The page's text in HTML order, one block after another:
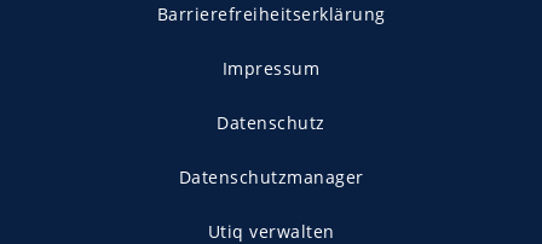
Barrierefreiheitserklärung
Impressum
Datenschutz
Datenschutzmanager
Utiq verwalten